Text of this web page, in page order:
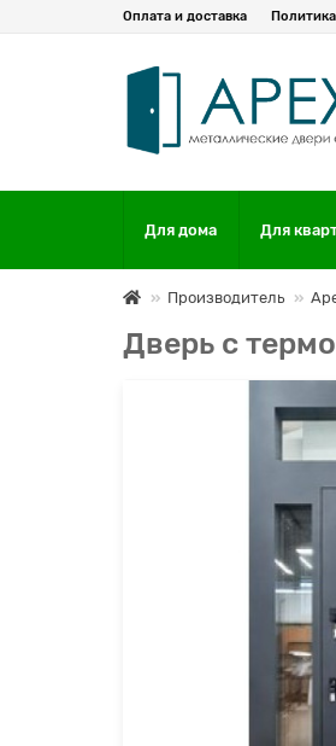
Оплата и доставка
Для дома Для
Производитель
Дверь с